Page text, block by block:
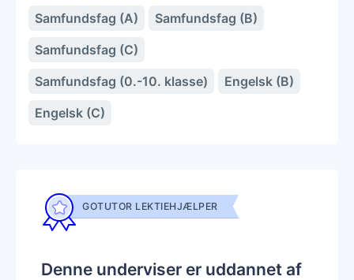
Samfundsfag (A)
Samfundsfag (B)
Samfundsfag (C)
Samfundsfag (0.-10. klasse)
Engelsk (B)
Engelsk (C)
GOTUTOR LEKTIEHJÆLPER
Denne underviser er uddannet af